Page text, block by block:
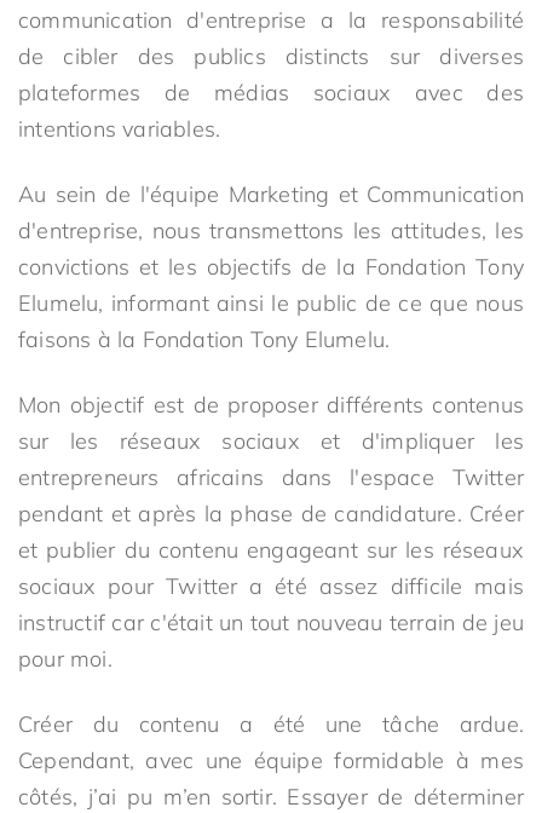
communication d'entreprise a la responsabilité
de cibler des publics distincts sur diverses
plateformes de médias sociaux avec des
intentions variables.
Au sein de l'équipe Marketing et Communication
d'entreprise, nous transmettons les attitudes, les
convictions et les objectifs de la Fondation Tony
Elumelu, informant ainsi le public de ce que nous
faisons à la Fondation Tony Elumelu.
Mon objectif est de proposer différents contenus
sur les réseaux sociaux et d'impliquer les
entrepreneurs africains dans l'espace Twitter
pendant et après la phase de candidature. Créer
et publier du contenu engageant sur les réseaux
sociaux pour Twitter a été assez difficile mais
instructif car c'était un tout nouveau terrain de jeu
pour moi.
Créer du contenu a été une tâche ardue.
Cependant, avec une équipe formidable à mes
côtés, j’ai pu m’en sortir. Essayer de déterminer